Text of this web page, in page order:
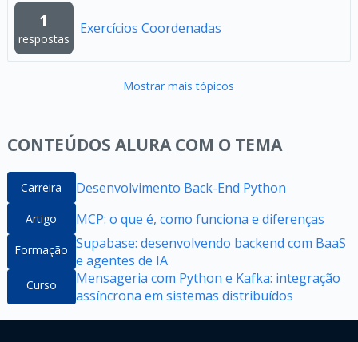
1
respostas
Exercícios Coordenadas
Mostrar mais tópicos
CONTEÚDOS ALURA COM O TEMA
Carreira Desenvolvimento Back-End Python
Artigo MCP: o que é, como funciona e diferenças
Formação Supabase: desenvolvendo backend com BaaS
e agentes de IA
Curso
Mensageria com Python e Kafka: integração
assíncrona em sistemas distribuídos